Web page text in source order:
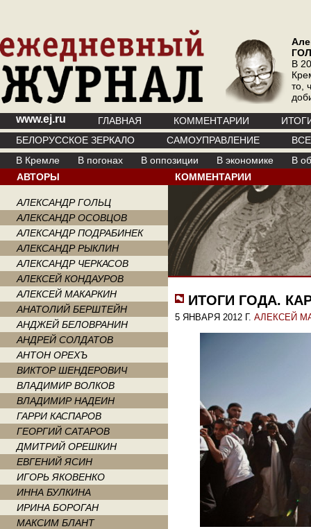
В
то,
www.ej.ru ГЛАВНАЯ КОММЕНТАРИИ
БЕЛОРУССКОЕ ЗЕРКАЛО
САМОУПРАВЛЕНИЕ
В Кремле
В погонах В оппозиции В экономике
В
АВТОРЫ
АЛЕКСАНДР ГОЛЬЦ
АЛЕКСАНДР ОСОВЦОВ
АЛЕКСАНДР ПОДРАБИНЕК
АЛЕКСАНДР РЫКЛИН
АЛЕКСАНДР ЧЕРКАСОВ
АЛЕКСЕЙ КОНДАУРОВ
АЛЕКСЕЙ МАКАРКИН
АНАТОЛИЙ БЕРШТЕЙН
АНДЖЕЙ БЕЛОВРАНИН
АНДРЕЙ СОЛДАТОВ
АНТОН ОРЕХЪ
ВИКТОР ШЕНДЕРОВИЧ
ВЛАДИМИР ВОЛКОВ
ВЛАДИМИР НАДЕИН
ГАРРИ КАСПАРОВ
ГЕОРГИЙ САТАРОВ
ДМИТРИЙ ОРЕШКИН
ЕВГЕНИЙ ЯСИН
ИГОРЬ ЯКОВЕНКО
ИННА БУЛКИНА
ИРИНА БОРОГАН
МАКСИМ БЛАНТ
КОММЕНТАРИИ
ИТОГИ ГОДА.
5 ЯНВАРЯ 2012 Г. АЛЕКСЕЙ